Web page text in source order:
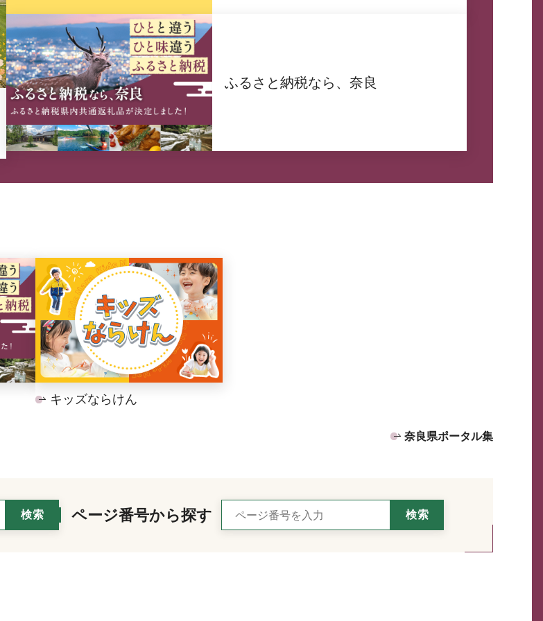
ふるさと納税なら、奈良
キッズならけん
奈良県ポータル集
ページ番号から探す